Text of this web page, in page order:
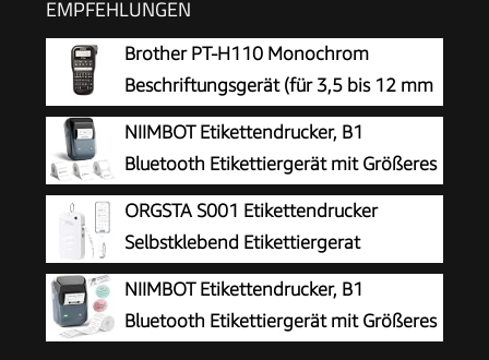
EMPFEHLUNGEN
Brother PT-H110 Monochrom
Beschriftungsgerät (für 3,5 bis 12 mm
breite TZe-Schriftbänder, bis zu 20
mm/Sek. Druckgeschwindigkeit)
NIIMBOT Etikettendrucker, B1
Bluetooth Etikettiergerät mit Größeres
Etikett, Selbstklebendes Aufkleber
Druckgröße 20-50 mm Kompatibel mit iOS und
Android für Heim, Büro, Blau + 3 Etikettenrollen
ORGSTA S001 Etikettendrucker
Selbstklebend Etikettiergerat
Bluetooth
NIIMBOT Etikettendrucker, B1
Bluetooth Etikettiergerät mit Größeres